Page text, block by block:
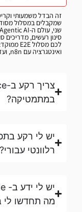
זה הבדל משמעותי
שמקבלים במסלול
סינון רעשים, מדריכים
ואינטגרציה עם n8n, ועד Docker לפרודקשן .
במתמטיקה?
רלוונטי עבורי?
מה תחדשו לי